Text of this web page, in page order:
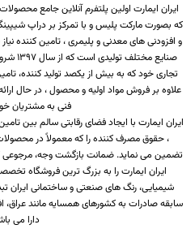
ایران ایمارت اولین پلتفرم آنلاین جامع
که بصورت مارکت پلیس و با تمرکز بر دراپ
و افزودنی های معدنی و پلیمری ، تامین کننده
صنایع
تجاری خود که به بیش از یکصد تولید کننده،
علاوه بر فروش مواد اولیه و محصول ، در حال
فنی به مشتریان
ایران ایمارت با ایجاد فضای رقابتی سالم بین
، حقوق مصرف کننده را که معمولاً در
تضمین می نماید. ضمانت بازگشت وجه،
ایران ایمارت را به بزرگ ترین فروشگاه
شیمیایی، رنگ های صنعتی و ساختمانی ایران
سابقه صادرات به کشورهای همسایه مانند عراق،
دارا می